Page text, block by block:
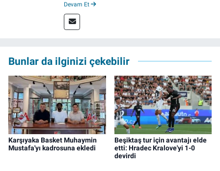
deneyimin dışında kapatılana kadar Artı TV
ve TELE1 TV Ankara bürolarında editör ve
Devam Et
Bunlar da ilginizi çekebilir
Karşıyaka Basket Muhaymin
Mustafa'yı kadrosuna ekledi
Beşiktaş tur için avantajı elde
etti: Hradec Kralove'yi 1-0
devirdi